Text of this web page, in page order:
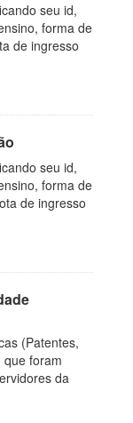
seu id,
forma de
de ingresso
seu id,
forma de
de ingresso
(Patentes,
que foram
da